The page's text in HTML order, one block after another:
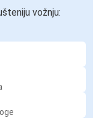
vožnju: